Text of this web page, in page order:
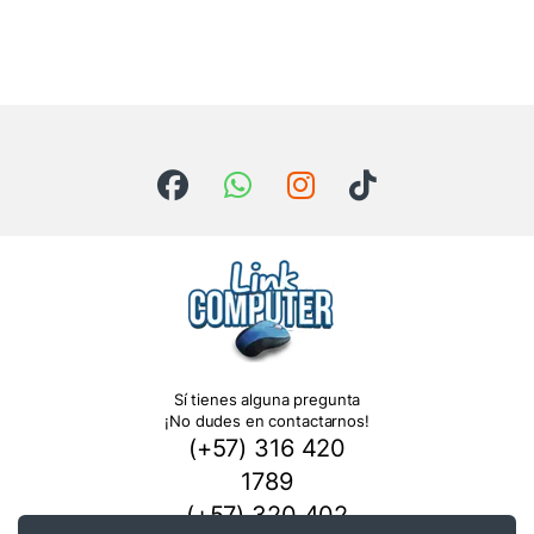
Sí tienes alguna pregunta
¡No dudes en contactarnos!
(+57) 316 420
1789
(+57) 320 402